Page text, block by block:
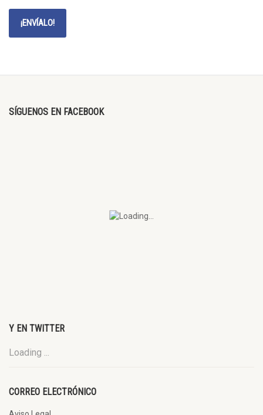
SÍGUENOS EN FACEBOOK
Y EN TWITTER
Loading ...
CORREO ELECTRÓNICO